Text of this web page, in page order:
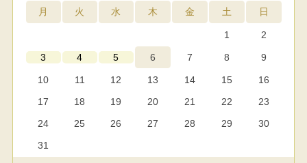
月 火 水 木 金 土 日
1 2
3 4 5 6 7 8 9
10 11 12 13 14 15
16
17
18 19 20 21 22
23
24
25 26 27 28 29
30
31